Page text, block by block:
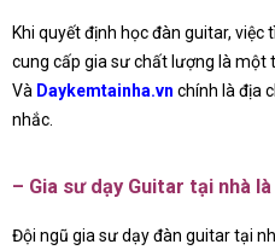
Khi quyết định học đàn guitar,
cung cấp gia sư chất lượng là một
Và Daykemtainha.vn chính là địa
nhắc.
– Gia sư dạy Guitar tại nhà
Đội ngũ gia sư dạy đàn guitar tại